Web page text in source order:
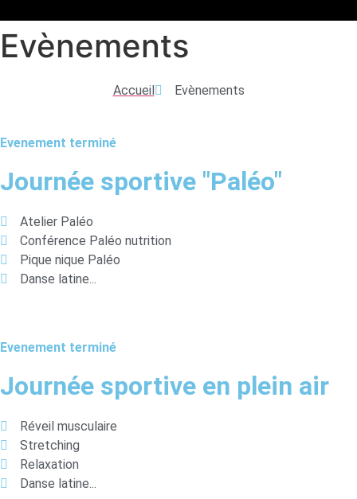
Evènements
Accueil Evènements
Evenement terminé
Journée sportive "Paléo"
Atelier Paléo
Conférence Paléo nutrition
Pique nique Paléo
Danse latine...
Evenement terminé
Journée sportive en plein air
Réveil musculaire
Stretching
Relaxation
Danse latine...